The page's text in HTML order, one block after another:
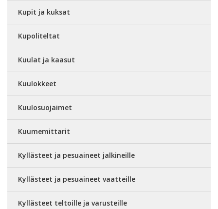
Kupit ja kuksat
Kupoliteltat
Kuulat ja kaasut
Kuulokkeet
Kuulosuojaimet
Kuumemittarit
Kyllästeet ja pesuaineet jalkineille
Kyllästeet ja pesuaineet vaatteille
Kyllästeet teltoille ja varusteille